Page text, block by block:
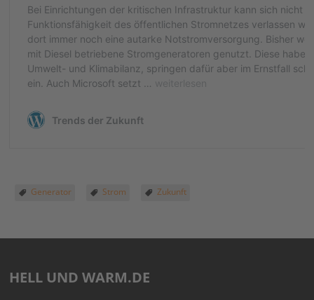
Generator Strom Zukunft
HELL UND WARM.DE